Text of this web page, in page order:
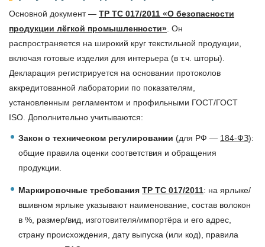
Основной документ — ТР ТС 017/2011 «О безопасности
продукции лёгкой промышленности» . Он
распространяется на широкий круг текстильной продукции,
включая готовые изделия для интерьера (в т.ч. шторы).
Декларация регистрируется на основании протоколов
аккредитованной лаборатории по показателям,
установленным регламентом и профильными ГОСТ/ГОСТ
ISO. Дополнительно учитываются:
Закон о техническом регулировании (для РФ — 184-ФЗ):
общие правила оценки соответствия и обращения
продукции.
Маркировочные требования ТР ТС 017/2011: на ярлыке/
вшивном ярлыке указывают наименование, состав волокон
в %, размер/вид, изготовителя/импортёра и его адрес,
страну происхождения, дату выпуска (или код), правила